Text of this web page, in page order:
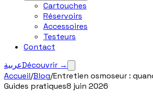
Cartouches
Réservoirs
Accessoires
Testeurs
Contact
عربيةDécouvrir →
Accueil/Blog/Entretien osmoseur :
Guides pratiques8 juin 2026